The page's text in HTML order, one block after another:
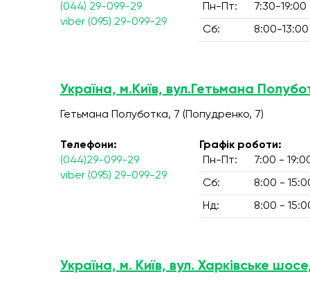
(044) 29-099-29
viber (095) 29-099-29
Пн-Пт:
7:30-19:00
Сб: 8:00-13:00
Україна, м.Київ, вул.Гетьмана
Гетьмана Полуботка, 7 (Попудренко, 7)
Телефони:
(044)29-099-29
viber (095) 29-099-29
Графік роботи:
Пн-Пт:
7:00 -
Сб: 8:00 -
Нд: 8:00 -
Україна, м. Київ, вул. Харківське